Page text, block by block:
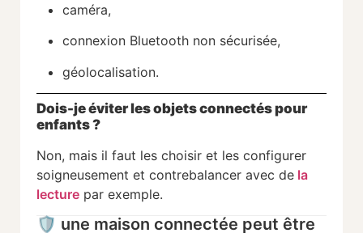
caméra,
connexion Bluetooth non sécurisée,
géolocalisation.
Dois-je éviter les objets connectés pour
enfants ?
Non, mais il faut les choisir et les configurer
soigneusement et contrebalancer avec de la
lecture par exemple.
🛡️ une maison connectée peut être